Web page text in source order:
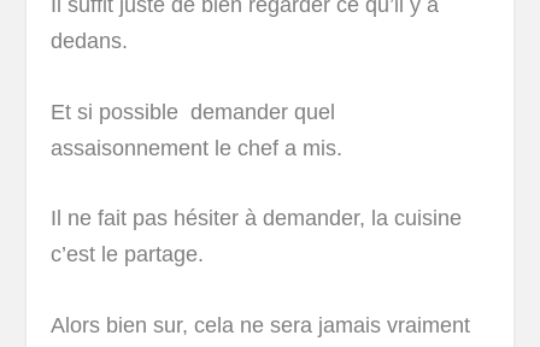
dedans.
Et si possible demander quel
assaisonnement le chef a mis.
Il ne fait pas hésiter à demander, la cuisine
c’est le partage.
Alors bien sur, cela ne sera jamais vraiment